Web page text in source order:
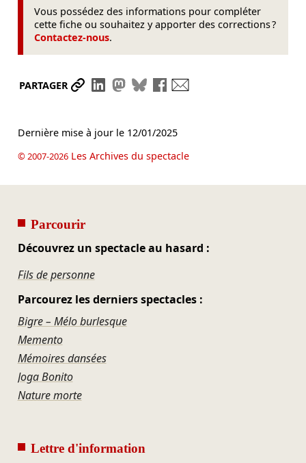
Vous possédez des informations pour compléter
cette fiche ou souhaitez y apporter des corrections ?
Contactez-nous.
PARTAGER Partager le lien
Partager sur LinkedIn
Partager sur Mastodon
Partager sur Bluesky
Partager sur Facebook
Dernière mise à jour le 12/01/2025
© 2007-2026Les Archives du spectacle
Parcourir
Découvrez un spectacle au hasard :
Fils de personne
Parcourez les derniers spectacles :
Bigre – Mélo burlesque
Memento
Mémoires dansées
Joga Bonito
Nature morte
Lettre d'information